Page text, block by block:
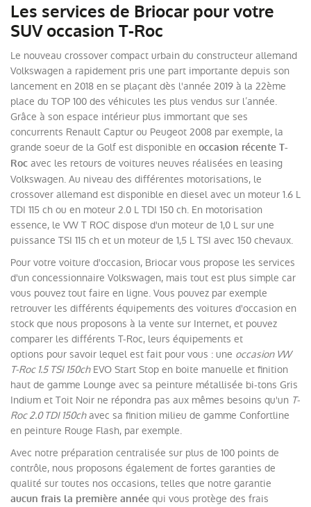
Les services de Briocar pour votre
SUV occasion T-Roc
Le nouveau crossover compact urbain du constructeur allemand
Volkswagen a rapidement pris une part importante depuis son
lancement en 2018 en se plaçant dès l'année 2019 à la 22ème
place du TOP 100 des véhicules les plus vendus sur l’année.
Grâce à son espace intérieur plus immortant que ses
concurrents Renault Captur ou Peugeot 2008 par exemple, la
grande soeur de la Golf est disponible en occasion récente T-
Roc avec les retours de voitures neuves réalisées en leasing
Volkswagen. Au niveau des différentes motorisations, le
crossover allemand est disponible en diesel avec un moteur 1.6 L
TDI 115 ch ou en moteur 2.0 L TDI 150 ch. En motorisation
essence, le VW T ROC dispose d'un moteur de 1,0 L sur une
puissance TSI 115 ch et un moteur de 1,5 L TSI avec 150 chevaux.
Pour votre voiture d'occasion, Briocar vous propose les services
d'un concessionnaire Volkswagen, mais tout est plus simple car
vous pouvez tout faire en ligne. Vous pouvez par exemple
retrouver les différents équipements des voitures d'occasion en
stock que nous proposons à la vente sur Internet, et pouvez
comparer les différents T-Roc, leurs équipements et
options pour savoir lequel est fait pour vous : une occasion VW
T-Roc 1.5 TSI 150chEVO Start Stop en boite manuelle et finition
haut de gamme Lounge avec sa peinture métallisée bi-tons Gris
Indium et Toit Noir ne répondra pas aux mêmes besoins qu'un T-
Roc 2.0 TDI 150chavec sa finition milieu de gamme Confortline
en peinture Rouge Flash, par exemple.
Avec notre préparation centralisée sur plus de 100 points de
contrôle, nous proposons également de fortes garanties de
qualité sur toutes nos occasions, telles que notre garantie
aucun frais la première année qui vous protège des frais